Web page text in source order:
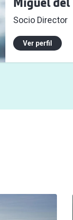
Miguel del
Socio Director
Ver perfil